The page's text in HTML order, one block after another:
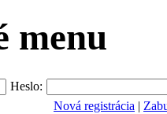
menu
Heslo:
Nová registrácia |